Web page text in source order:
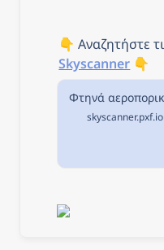
Skyscanner 👇
skyscanner.pxf.io